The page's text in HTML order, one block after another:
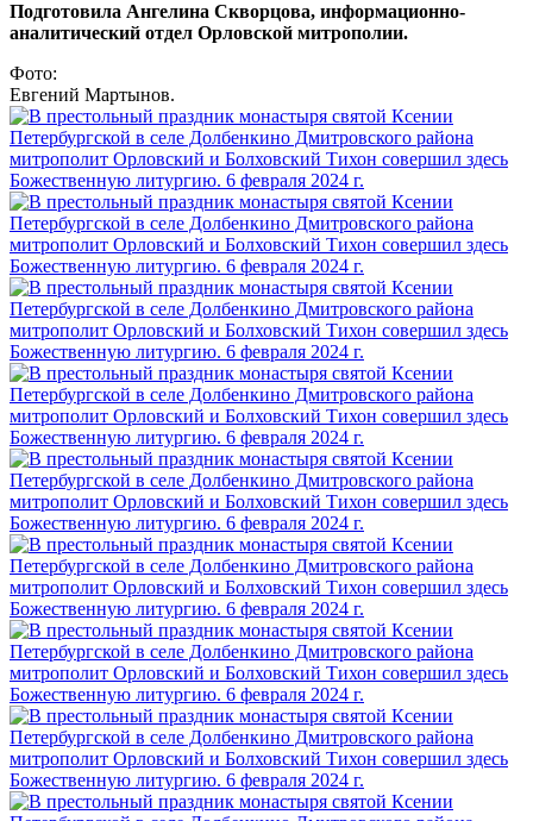
Подготовила Ангелина Скворцова, информационно-
аналитический отдел Орловской митрополии.
Фото:
Евгений Мартынов.